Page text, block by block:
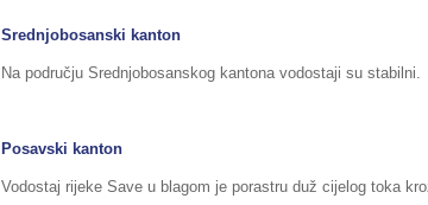
Srednjobosanski kanton
Na području Srednjobosanskog kantona vodostaji su stabilni.
Posavski kanton
Vodostaj rijeke Save u blagom je porastru duž cijelog toka